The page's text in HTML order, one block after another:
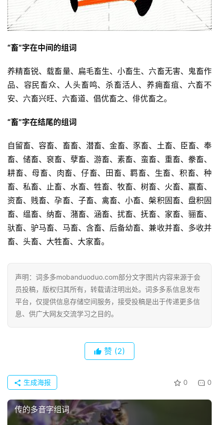
首
页
好
经
典
歌
“畜”字在中间的组词
养精畜锐、载畜量、扁毛畜生、小畜生、六畜无害、鬼畜作
品、容民畜众、人头畜鸣、杀畜活人、养痈畜疽、六畜不
安、六畜兴旺、六畜道、倡优畜之、俳优畜之。
“畜”字在结尾的组词
自留畜、容畜、畜畜、潜畜、金畜、豕畜、土畜、臣畜、奉
畜、储畜、裒畜、孽畜、游畜、素畜、蛮畜、重畜、豢畜、
耕畜、母畜、肉畜、仔畜、田畜、羁畜、生畜、积畜、种
畜、私畜、止畜、水畜、牲畜、牧畜、树畜、火畜、赢畜、
资畜、贱畜、孕畜、子畜、禽畜、小畜、槃积固畜、盘积固
畜、缊畜、纳畜、潴畜、涵畜、扰畜、抚畜、家畜、骊畜、
驮畜、驴马畜、马畜、含畜、后备幼畜、兼收并畜、多收并
畜、头畜、大牲畜、大家畜。
声明：词多多mobanduoduo.com部分文字图片内容来源于会
员投稿，版权归其所有，转载请注明出处。词多多系信息发布
平台，仅提供信息存储空间服务，接受投稿是出于传递更多信
息、供广大网友交流学习之目的。
赞 (2)
0 0
生成海报
传的多音字组词